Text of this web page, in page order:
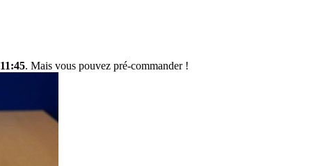
11:45. Mais vous pouvez pré-commander !